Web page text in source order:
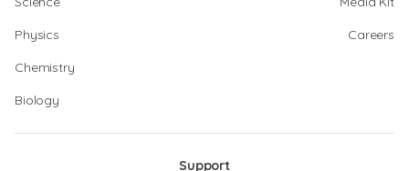
Physics
Chemistry
Biology
Careers
Support